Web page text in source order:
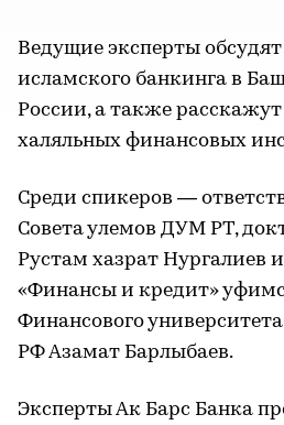
Ведущие эксперты
исламского банкинга в
России, а также
халяльных финансовых
Среди спикеров —
Совета улемов ДУМ РТ,
Рустам хазрат Нургалиев
«Финансы и кредит»
Финансового
РФ Азамат Барлыбаев.
Эксперты Ак Барс Банка